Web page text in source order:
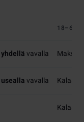
18–69-
yhdellävavalla
useallavavalla